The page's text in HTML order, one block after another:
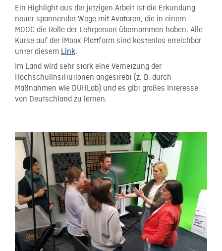
Ein Highlight aus der jetzigen Arbeit ist die Erkundung
neuer spannender Wege mit Avataren, die in einem
MOOC die Rolle der Lehrperson übernommen haben. Alle
Kurse auf der iMoox Plattform sind kostenlos erreichbar
unter diesem Link.
Im Land wird sehr stark eine Vernetzung der
Hochschulinstitutionen angestrebt (z. B. durch
Maßnahmen wie DUHLab) und es gibt großes Interesse
von Deutschland zu lernen.